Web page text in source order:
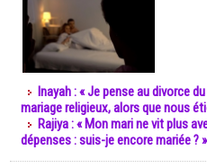
Inayah : « Je pense au divorce
mariage religieux, alors que nous
Rajiya : « Mon mari ne vit plus
dépenses : suis-je encore mariée ? »